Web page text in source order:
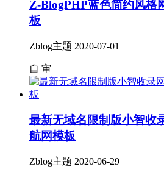
Z-BlogPHP蓝色简约风格
板
Zblog主题 2020-07-01
自 审
最新无域名限制版小智收
航网模板
Zblog主题 2020-06-29